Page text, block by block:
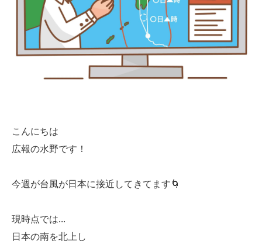
こんにちは
広報の水野です！
今週が台風が日本に接近してきてます🌀
現時点では...
日本の南を北上し